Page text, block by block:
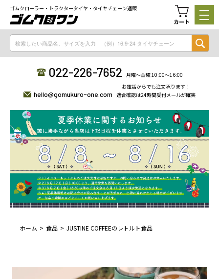
ゴムクローラー・トラクタータイヤ・タイヤチェーン通販
カート
022-226-7652 月曜〜金曜 10:00〜16:00
hello@gomukuro-one.com
お電話からでも注文承ります！
適合確認は24時間受付メールが確実
ホーム 食品 JUSTINE COFFEEのレトルト食品